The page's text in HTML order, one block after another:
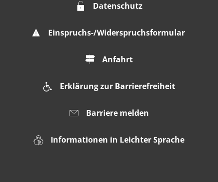
Datenschutz
Einspruchs-/Widerspruchsformular
Anfahrt
Erklärung zur Barrierefreiheit
Barriere melden
Informationen in Leichter Sprache